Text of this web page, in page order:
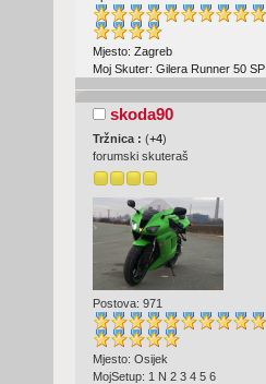
Mjesto: Zagreb
Moj Skuter: Gilera Runner 50 SP
skoda90
Tržnica : (+4)
forumski skuteraš
Postova: 971
Mjesto: Osijek
MojSetup: 1 N 2 3 4 5 6